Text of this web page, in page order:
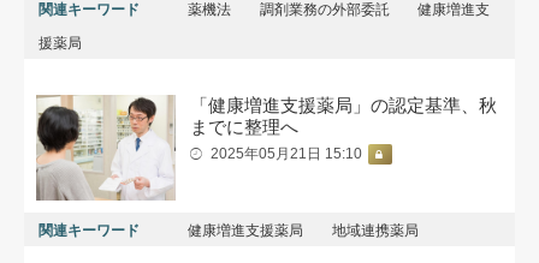
関連キーワード 薬機法 調剤業務の外部委託
健康増進支
援薬局
「健康増進支援薬局」の認定基準、秋
までに整理へ
2025年05月21日 15:10
関連キーワード 健康増進支援薬局 地域連携薬局